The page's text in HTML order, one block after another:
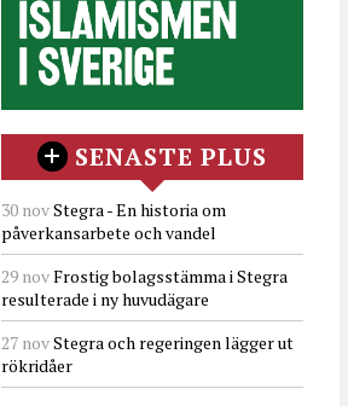
SENASTE PLUS
30 novStegra - En historia om
påverkansarbete och vandel
29 novFrostig bolagsstämma i Stegra
resulterade i ny huvudägare
27 novStegra och regeringen lägger ut
rökridåer